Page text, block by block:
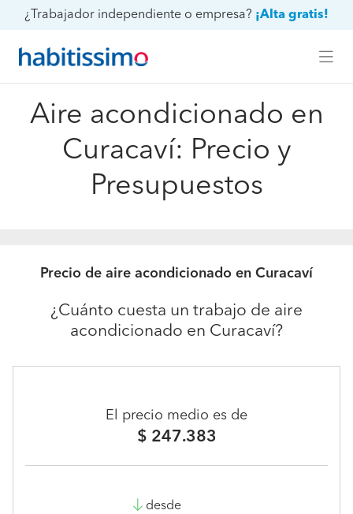
¿Trabajador independiente o empresa? ¡Alta gratis!
Aire acondicionado en
Curacaví: Precio y
Presupuestos
Precio de aire acondicionado en Curacaví
¿Cuánto cuesta un trabajo de aire
acondicionado en Curacaví?
El precio medio es de
$ 247.383
desde